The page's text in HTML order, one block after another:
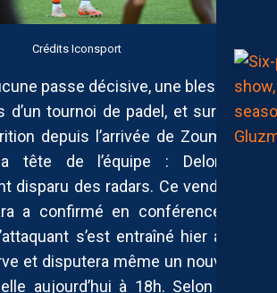
Crédits Iconsport
passe décisive, une blessure
d’un tournoi de padel, et surtout,
depuis l’arrivée de Zoumana
tête de l’équipe : Delort a
disparu des radars. Ce vendredi,
a confirmé en conférence de
s’est entraîné hier avec
et disputera même un nouveau
aujourd’hui à 18h. Selon son